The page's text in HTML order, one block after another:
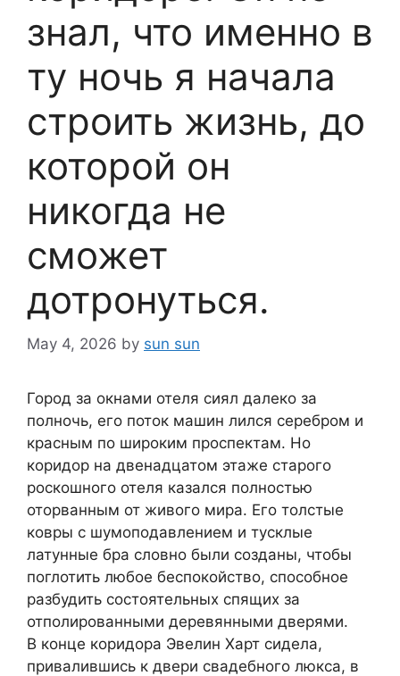
знал, что именно в
ту ночь я начала
строить жизнь, до
которой он
никогда не
сможет
дотронуться.
May 4, 2026 by sun sun
Город за окнами отеля сиял далеко за
полночь, его поток машин лился серебром и
красным по широким проспектам. Но
коридор на двенадцатом этаже старого
роскошного отеля казался полностью
оторванным от живого мира. Его толстые
ковры с шумоподавлением и тусклые
латунные бра словно были созданы, чтобы
поглотить любое беспокойство, способное
разбудить состоятельных спящих за
отполированными деревянными дверями.
В конце коридора Эвелин Харт сидела,
привалившись к двери свадебного люкса, в